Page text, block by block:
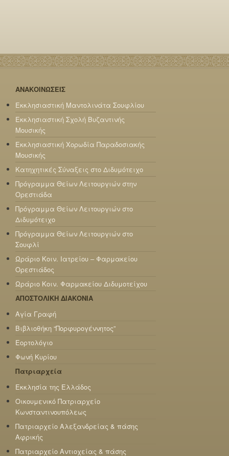
ΑΝΑΚΟΙΝΩΣΕΙΣ
Εκκλησιαστική Μαντολινάτα Σουφλίου
Εκκλησιαστική Σχολή Βυζαντινής
Μουσικής
Εκκλησιαστική Χορωδία Παραδοσιακής
Μουσικής
Κατηχητικές Σύναξεις στο Διδυμότειχο
Πρόγραμμα Θείων Λειτουργιών στην
Ορεστιάδα
Πρόγραμμα Θείων Λειτουργιών στο
Διδυμότειχο
Πρόγραμμα Θείων Λειτουργιών στο
Σουφλί
Ωράριο Κοιν. Ιατρείου – Φαρμακείου
Ορεστιάδος
Ωράριο Κοιν. Φαρμακείου Διδυμοτείχου
ΑΠΟΣΤΟΛΙΚΗ ΔΙΑΚΟΝΙΑ
Αγία Γραφή
Βιβλιοθήκη “Πορφυρογέννητος”
Εορτολόγιο
Φωνή Κυρίου
Πατριαρχεία
Εκκλησία της Ελλάδος
Οικουμενικό Πατριαρχείο
Κωνσταντινουπόλεως
Πατριαρχείο Αλεξανδρείας & πάσης
Αφρικής
Πατριαρχείο Αντιοχείας & πάσης